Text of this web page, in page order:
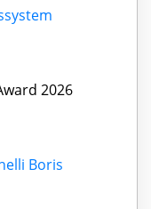
2026
Boris